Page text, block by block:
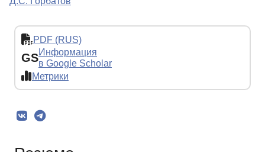
PDF (RUS)
GSИнформация
в Google Scholar
Метрики